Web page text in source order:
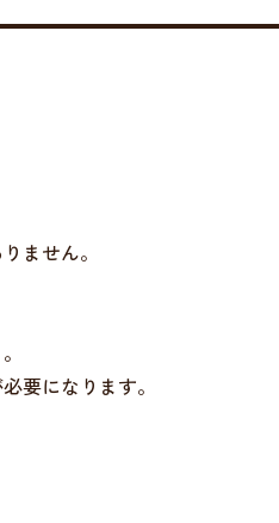
ません。
要になります。